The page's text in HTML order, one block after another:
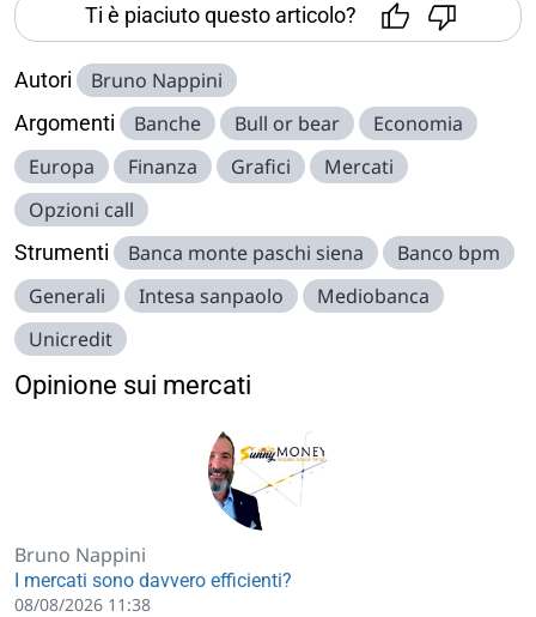
Ti è piaciuto questo articolo?
Autori Bruno Nappini
Argomenti Banche Bull or bear
Economia
Europa
Finanza Grafici
Mercati
Opzioni call
Strumenti Banca monte paschi siena
Banco bpm
Generali
Intesa sanpaolo
Mediobanca
Unicredit
Opinione sui mercati
Bruno Nappini
I mercati sono davvero efficienti?
08/08/2026 11:38